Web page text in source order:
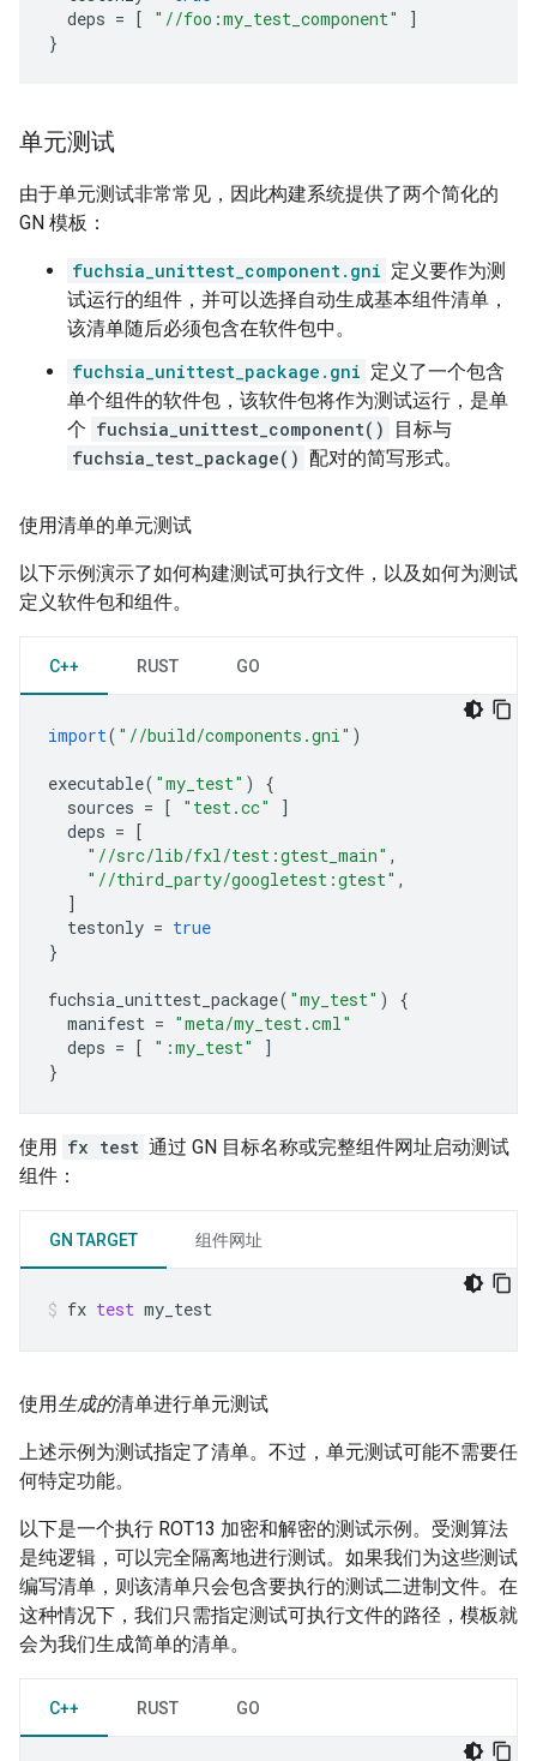
deps = [ "//foo:my_test_component"
]
}
单元测试
由于单元测试非常常见，因此构建系统提供了两个简化的
GN 模板：
fuchsia_unittest_component.gni 定义要作为测
试运行的组件，并可以选择自动生成基本组件清单，
该清单随后必须包含在软件包中。
fuchsia_unittest_package.gni 定义了一个包含
单个组件的软件包，该软件包将作为测试运行，是单
个 fuchsia_unittest_component()
目标与
fuchsia_test_package() 配对的简写形式。
使用清单的单元测试
以下示例演示了如何构建测试可执行文件，以及如何为测试
定义软件包和组件。
C++ RUST GO
import( "//build/components.gni" )
executable( "my_test" )
{
sources = [ "test.cc"
]
deps = [
"//src/lib/fxl/test:gtest_main" ,
"//third_party/googletest:gtest" ,
]
testonly = true
}
fuchsia_unittest_package( "my_test" )
{
manifest = "meta/my_test.cml"
deps = [ ":my_test"
]
}
使用 fx test 通过 GN 目标名称或完整组件网址启动测试
组件：
GN TARGET 组件网址
fx test my_test
使用生成的清单进行单元测试
上述示例为测试指定了清单。不过，单元测试可能不需要任
何特定功能。
以下是一个执行 ROT13 加密和解密的测试示例。受测算法
是纯逻辑，可以完全隔离地进行测试。如果我们为这些测试
编写清单，则该清单只会包含要执行的测试二进制文件。在
这种情况下，我们只需指定测试可执行文件的路径，模板就
会为我们生成简单的清单。
C++ RUST GO